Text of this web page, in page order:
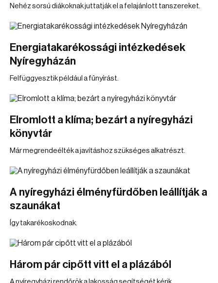
Nehéz sorsú diákoknak juttatják el a felajánlott tanszereket.
Energiatakarékossági intézkedések
Nyíregyházán
Felfüggyesztik például a fűnyírást.
Elromlott a klíma; bezárt a nyíregyházi
könyvtár
Már megrendeélték a javításhoz szükséges alkatrészt.
A nyíregyházi élményfürdőben leállítják a
szaunákat
Így takarékoskodnak.
Három pár cipőtt vitt el a plázából